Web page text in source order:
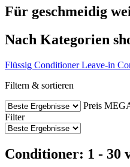
Für geschmeidig
Nach Kategorien
Flüssig Conditioner Leave-in
Filtern & sortieren
Preis
Filter
Conditioner: 1 - 30